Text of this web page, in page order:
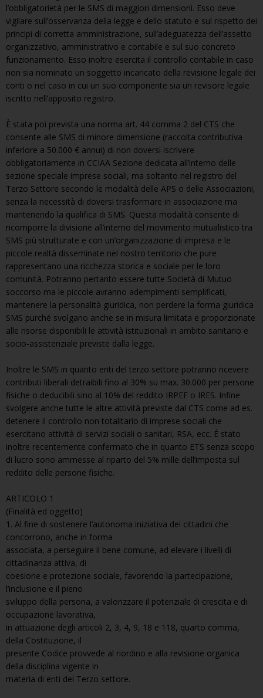
l’obbligatorietà per le SMS di maggiori dimensioni. Esso deve
vigilare sull’osservanza della legge e dello statuto e sul rispetto dei
principi di corretta amministrazione, sull’adeguatezza dell’assetto
organizzativo, amministrativo e contabile e sul suo concreto
funzionamento. Esso inoltre esercita il controllo contabile in caso
non sia nominato un soggetto incaricato della revisione legale dei
conti o nel caso in cui un suo componente sia un revisore legale
iscritto nell’apposito registro.
È stata poi prevista una norma art. 44 comma 2 del CTS che
consente alle SMS di minore dimensione (raccolta contributiva
inferiore a 50.000 € annui) di non doversi iscrivere
obbligatoriamente in CCIAA Sezione dedicata all’interno delle
sezione speciale imprese sociali, ma soltanto nel registro del
Terzo Settore secondo le modalità delle APS o delle Associazioni,
senza la necessità di doversi trasformare in associazione ma
mantenendo la qualifica di SMS. Questa modalità consente di
ricomporre la divisione all’interno del movimento mutualistico tra
SMS più strutturate e con un’organizzazione di impresa e le
piccole realtà disseminate nel nostro territorio che pure
rappresentano una ricchezza storica e sociale per le loro
comunità. Potranno pertanto essere tutte Società di Mutuo
soccorso ma le piccole avranno adempimenti semplificati,
mantenere la personalità giuridica, non perdere la forma giuridica
SMS purché svolgano anche se in misura limitata e proporzionate
alle risorse disponibili le attività istituzionali in ambito sanitario e
socio-assistenziale previste dalla legge.
Inoltre le SMS in quanto enti del terzo settore potranno ricevere
contributi liberali detraibili fino al 30% su max. 30.000 per persone
fisiche o deducibili sino al 10% del reddito IRPEF o IRES. Infine
svolgere anche tutte le altre attività previste dal CTS come ad es.
detenere il controllo non totalitario di imprese sociali che
esercitano attività di servizi sociali o sanitari, RSA, ecc. È stato
inoltre recentemente confermato che in quanto ETS senza scopo
di lucro sono ammesse al riparto del 5% mille dell’imposta sul
reddito delle persone fisiche.
ARTICOLO 1
(Finalità ed oggetto)
1. Al fine di sostenere l’autonoma iniziativa dei cittadini che
concorrono, anche in forma
associata, a perseguire il bene comune, ad elevare i livelli di
cittadinanza attiva, di
coesione e protezione sociale, favorendo la partecipazione,
l’inclusione e il pieno
sviluppo della persona, a valorizzare il potenziale di crescita e di
occupazione lavorativa,
in attuazione degli articoli 2, 3, 4, 9, 18 e 118, quarto comma,
della Costituzione, il
presente Codice provvede al riordino e alla revisione organica
della disciplina vigente in
materia di enti del Terzo settore.